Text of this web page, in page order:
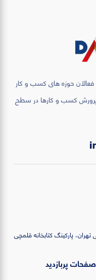
فعالان حوزه های کسب و کار
پرورش کسب و کارها در سطح
پارکینگ کتابخانه قلمچی
صفحات پربازدید